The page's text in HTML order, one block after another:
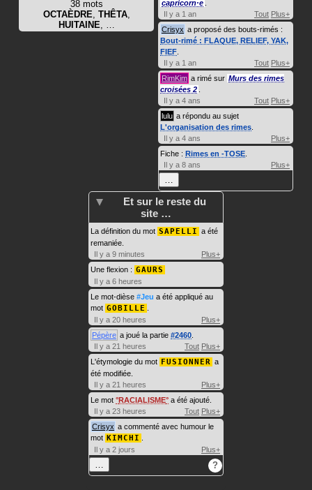
38 mots
OCTAÈDRE, THÊTA,
HUITAINE, …
capricorn·e .
Il y a 1 an
Tout Plus+
Crisyx a proposé des bouts-rimés :
Bout-rimé : FLAQUE, RELIEF, YAK,
FIEF.
Il y a 1 an
Tout Plus+
RimKim a rimé sur Murs des rimes
croisées 2 .
Il y a 4 ans
Tout Plus+
lulu a répondu au sujet
L'organisation des rimes.
Il y a 4 ans
Plus+
Fiche : Rimes en -TOSE.
Il y a 8 ans
Plus+
…
Et sur le reste du
site …
La définition du mot SAPELLI a été
remaniée.
Il y a 9 minutes
Plus+
Une flexion : GAURS
Il y a 6 heures
Le mot-dièse #Jeu a été appliqué au
mot GOBILLE .
Il y a 20 heures
Plus+
Pépère a joué la partie #2460.
Il y a 21 heures
Tout Plus+
L'étymologie du mot FUSIONNER a
été modifiée.
Il y a 21 heures
Plus+
Le mot
RACIALISME a été ajouté.
Il y a 23 heures
Tout Plus+
Crisyx a commenté avec humour le
mot KIMCHI .
Il y a 2 jours
Plus+
… ?